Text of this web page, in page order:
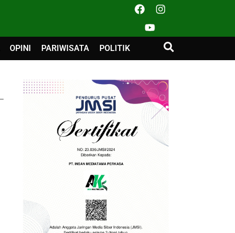
OPINI PARIWISATA POLITIK